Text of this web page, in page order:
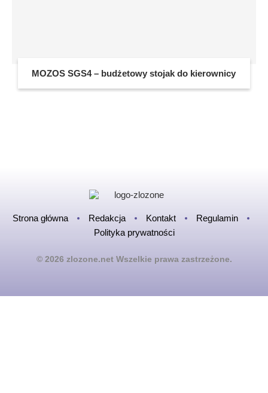
MOZOS SGS4 – budżetowy stojak do kierownicy
Strona główna Redakcja Kontakt
Regulamin
Polityka prywatności
© 2026 zlozone.net Wszelkie prawa zastrzeżone.